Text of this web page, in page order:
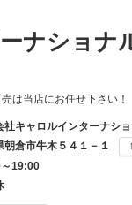
ナショ
は当店にお任せ下さい
社キャロルインターナシ
朝倉市牛木５４１－１
19:00